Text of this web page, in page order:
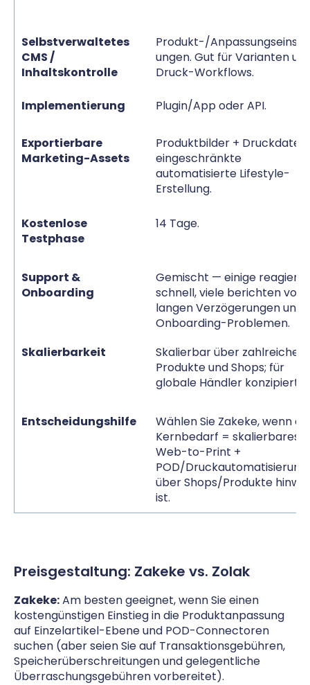
Selbstverwaltetes
CMS /
Inhaltskontrolle
Produkt-/
ungen. Gut für Varianten
Druck-Workflows.
Implementierung Plugin/App oder API.
Exportierbare
Marketing-Assets
Produktbilder +
eingeschränkte
automatisierte Lifestyle-
Erstellung.
Kostenlose
Testphase
14 Tage.
Support &
Onboarding
Gemischt — einige
schnell, viele berichten von
langen Verzögerungen und
Onboarding-Problemen.
Skalierbarkeit
Skalierbar über zahlreiche
Produkte und Shops; für
globale Händler konzipiert.
Entscheidungshilfe
Wählen Sie Zakeke, wenn
Kernbedarf = skalierbares
Web-to-Print +
POD/Druckautomatisierung
über Shops/Produkte
ist.
Preisgestaltung: Zakeke vs. Zolak
Zakeke:Am besten geeignet, wenn Sie einen
kostengünstigen Einstieg in die Produktanpassung
auf Einzelartikel-Ebene und POD-Connectoren
suchen (aber seien Sie auf Transaktionsgebühren,
Speicherüberschreitungen und gelegentliche
Überraschungsgebühren vorbereitet).